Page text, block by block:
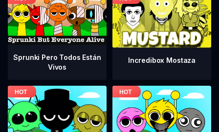
Sprunki Pero Todos Están
Vivos
Incredibox Mostaza